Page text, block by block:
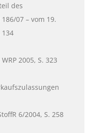
des
07 – vom 19.
134
2005, S. 323
6/2004, S. 258